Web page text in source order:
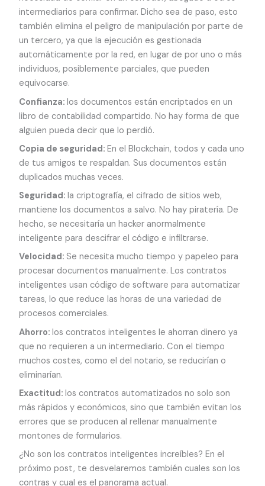
intermediarios para confirmar. Dicho sea de paso, esto
también elimina el peligro de manipulación por parte de
un tercero, ya que la ejecución es gestionada
automáticamente por la red, en lugar de por uno o más
individuos, posiblemente parciales, que pueden
equivocarse.
Confianza:los documentos están encriptados en un
libro de contabilidad compartido. No hay forma de que
alguien pueda decir que lo perdió.
Copia de seguridad:En el Blockchain, todos y cada uno
de tus amigos te respaldan. Sus documentos están
duplicados muchas veces.
Seguridad:la criptografía, el cifrado de sitios web,
mantiene los documentos a salvo. No hay piratería. De
hecho, se necesitaría un hacker anormalmente
inteligente para descifrar el código e infiltrarse.
Velocidad: Se necesita mucho tiempo y papeleo para
procesar documentos manualmente. Los contratos
inteligentes usan código de software para automatizar
tareas, lo que reduce las horas de una variedad de
procesos comerciales.
Ahorro:los contratos inteligentes le ahorran dinero ya
que no requieren a un intermediario. Con el tiempo
muchos costes, como el del notario, se reducirían o
eliminarían.
Exactitud:los contratos automatizados no solo son
más rápidos y económicos, sino que también evitan los
errores que se producen al rellenar manualmente
montones de formularios.
¿No son los contratos inteligentes increíbles? En el
próximo post, te desvelaremos también cuales son los
contras y cual es el panorama actual.